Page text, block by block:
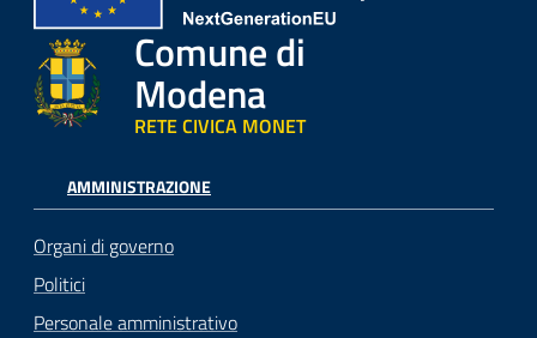
Comune di
Modena
RETE CIVICA MONET
AMMINISTRAZIONE
Organi di governo
Politici
Personale amministrativo